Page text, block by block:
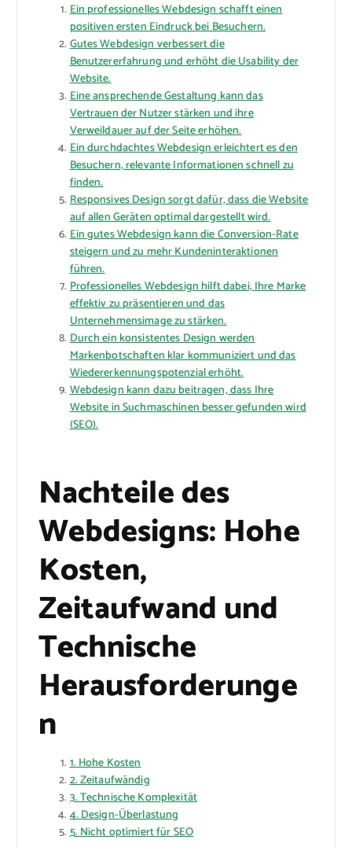
Ein professionelles Webdesign schafft einen
positiven ersten Eindruck bei Besuchern.
Gutes Webdesign verbessert die
Benutzererfahrung und erhöht die Usability der
Website.
Eine ansprechende Gestaltung kann das
Vertrauen der Nutzer stärken und ihre
Verweildauer auf der Seite erhöhen.
Ein durchdachtes Webdesign erleichtert es den
Besuchern, relevante Informationen schnell zu
finden.
Responsives Design sorgt dafür, dass die Website
auf allen Geräten optimal dargestellt wird.
Ein gutes Webdesign kann die Conversion-Rate
steigern und zu mehr Kundeninteraktionen
führen.
Professionelles Webdesign hilft dabei, Ihre Marke
effektiv zu präsentieren und das
Unternehmensimage zu stärken.
Durch ein konsistentes Design werden
Markenbotschaften klar kommuniziert und das
Wiedererkennungspotenzial erhöht.
Webdesign kann dazu beitragen, dass Ihre
Website in Suchmaschinen besser gefunden wird
(SEO).
Nachteile des
Webdesigns: Hohe
Kosten,
Zeitaufwand und
Technische
Herausforderunge
n
1. Hohe Kosten
2. Zeitaufwändig
3. Technische Komplexität
4. Design-Überlastung
5. Nicht optimiert für SEO